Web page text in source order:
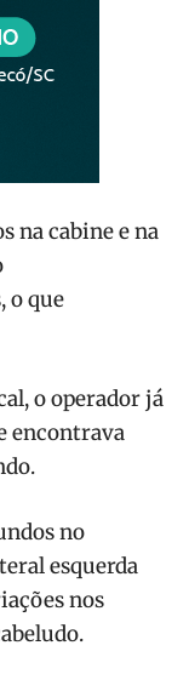
na cabine e na
o que
o operador já
encontrava
no
esquerda
nos